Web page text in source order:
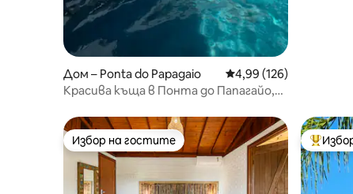
Дом – Ponta do Papagaio Средна оценка: 4,99
4,99 (126)
Красива къща в Понта до Папагайо,
Избор на гостите
Избор на гостите Най-